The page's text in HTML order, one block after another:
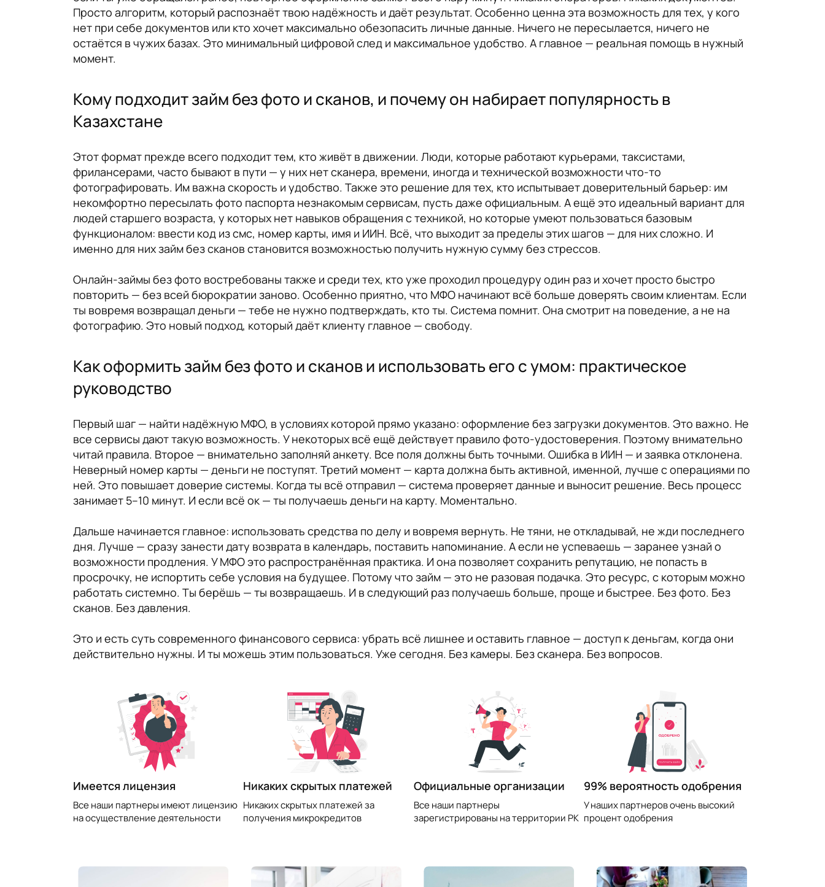
Просто алгоритм, который распознаёт твою надёжность и даёт результат. Особенно ценна эта возможность для тех, у кого
нет при себе документов или кто хочет максимально обезопасить личные данные. Ничего не пересылается, ничего не
остаётся в чужих базах. Это минимальный цифровой след и максимальное удобство. А главное — реальная помощь в нужный
момент.
Кому подходит займ без фото и сканов, и почему он набирает популярность в
Казахстане
Этот формат прежде всего подходит тем, кто живёт в движении. Люди, которые работают курьерами, таксистами,
фрилансерами, часто бывают в пути — у них нет сканера, времени, иногда и технической возможности что-то
фотографировать. Им важна скорость и удобство. Также это решение для тех, кто испытывает доверительный барьер: им
некомфортно пересылать фото паспорта незнакомым сервисам, пусть даже официальным. А ещё это идеальный вариант для
людей старшего возраста, у которых нет навыков обращения с техникой, но которые умеют пользоваться базовым
функционалом: ввести код из смс, номер карты, имя и ИИН. Всё, что выходит за пределы этих шагов — для них сложно. И
именно для них займ без сканов становится возможностью получить нужную сумму без стрессов.
Онлайн-займы без фото востребованы также и среди тех, кто уже проходил процедуру один раз и хочет просто быстро
повторить — без всей бюрократии заново. Особенно приятно, что МФО начинают всё больше доверять своим клиентам. Если
ты вовремя возвращал деньги — тебе не нужно подтверждать, кто ты. Система помнит. Она смотрит на поведение, а не на
фотографию. Это новый подход, который даёт клиенту главное — свободу.
Как оформить займ без фото и сканов и использовать его с умом: практическое
руководство
Первый шаг — найти надёжную МФО, в условиях которой прямо указано: оформление без загрузки документов. Это важно. Не
все сервисы дают такую возможность. У некоторых всё ещё действует правило фото-удостоверения. Поэтому внимательно
читай правила. Второе — внимательно заполняй анкету. Все поля должны быть точными. Ошибка в ИИН — и заявка отклонена.
Неверный номер карты — деньги не поступят. Третий момент — карта должна быть активной, именной, лучше с операциями по
ней. Это повышает доверие системы. Когда ты всё отправил — система проверяет данные и выносит решение. Весь процесс
занимает 5–10 минут. И если всё ок — ты получаешь деньги на карту. Моментально.
Дальше начинается главное: использовать средства по делу и вовремя вернуть. Не тяни, не откладывай, не жди последнего
дня. Лучше — сразу занести дату возврата в календарь, поставить напоминание. А если не успеваешь — заранее узнай о
возможности продления. У МФО это распространённая практика. И она позволяет сохранить репутацию, не попасть в
просрочку, не испортить себе условия на будущее. Потому что займ — это не разовая подачка. Это ресурс, с которым можно
работать системно. Ты берёшь — ты возвращаешь. И в следующий раз получаешь больше, проще и быстрее. Без фото. Без
сканов. Без давления.
Это и есть суть современного финансового сервиса: убрать всё лишнее и оставить главное — доступ к деньгам, когда они
действительно нужны. И ты можешь этим пользоваться. Уже сегодня. Без камеры. Без сканера. Без вопросов.
​Имеется лицензия
Все наши партнеры имеют лицензию
на осуществление деятельности
Никаких скрытых платежей
Никаких скрытых платежей за
получения микрокредитов
Официальные организации
Все наши партнеры
зарегистрированы на территории РК
99% вероятность одобрения
У наших партнеров очень высокий
процент одобрения